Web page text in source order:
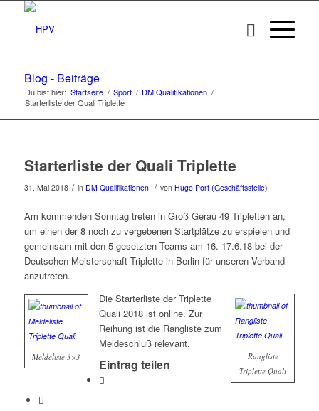
Blog - Beiträge
Du bist hier: Startseite / Sport / DM Qualifikationen /
Starterliste der Quali Triplette
Starterliste der Quali Triplette
31. Mai 2018 / in DM Qualifikationen / von Hugo Port (Geschäftsstelle)
Am kommenden Sonntag treten in Groß Gerau 49 Tripletten an,
um einen der 8 noch zu vergebenen Startplätze zu erspielen und
gemeinsam mit den 5 gesetzten Teams am 16.-17.6.18 bei der
Deutschen Meisterschaft Triplette in Berlin für unseren Verband
anzutreten.
Meldeliste 3×3
Rangliste
Triplette Quali
Die Starterliste der Triplette
Quali 2018 ist online. Zur
Reihung ist die Rangliste zum
Meldeschluß relevant.
Eintrag teilen